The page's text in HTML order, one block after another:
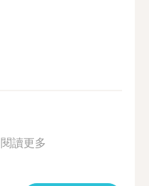
閱讀更多